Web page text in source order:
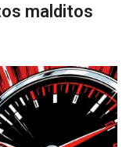
malditos